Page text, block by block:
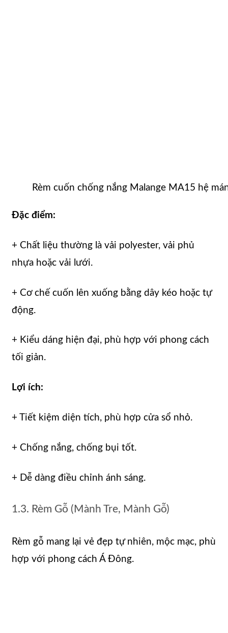
Rèm cuốn chống nắng Malange MA15 hệ
Đặc điểm:
+ Chất liệu thường là vải polyester, vải phủ
nhựa hoặc vải lưới.
+ Cơ chế cuốn lên xuống bằng dây kéo hoặc tự
động.
+ Kiểu dáng hiện đại, phù hợp với phong cách
tối giản.
Lợi ích:
+ Tiết kiệm diện tích, phù hợp cửa sổ nhỏ.
+ Chống nắng, chống bụi tốt.
+ Dễ dàng điều chỉnh ánh sáng.
1.3. Rèm Gỗ (Mành Tre, Mành Gỗ)
Rèm gỗ mang lại vẻ đẹp tự nhiên, mộc mạc, phù
hợp với phong cách Á Đông.